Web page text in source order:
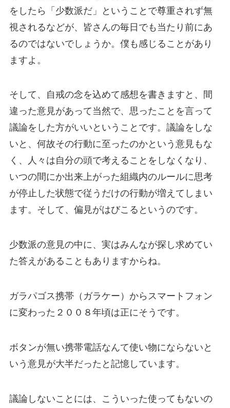
をしたら「少数派だ」ということで尊重されず無
視されるなどが、皆さんの毎日でも当たり前にあ
るのではないでしょうか。僕も感じることがあり
ますよ。
そして、自戒の念を込めて感想を書きますと、間
違った意見があって当然で、思ったことを言って
議論をした方がいいということです。議論をしな
いと、何故その行動に至ったのかという意見もな
く、人々は自分の頭で考えることをしなくなり、
いつの間にか出来上がった組織内のルールに思考
が停止した状態で従うだけの行動が増えてしまい
ます。そして、偏見がはびこるというのです。
少数派の意見の中に、実はみんなが探し求めてい
た答えがある こともありますからね。
ガラパゴス携帯（ガラケー）からスマートフォン
に変わった２００８年頃は正にそうです。
ボタンが無い携帯電話なんて使い物にならないと
いう意見が大半だったと記憶しています。
議論しないことには、こういった使ってもないの